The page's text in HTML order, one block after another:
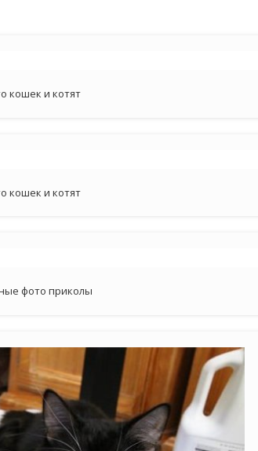
кошек и котят
кошек и котят
фото приколы